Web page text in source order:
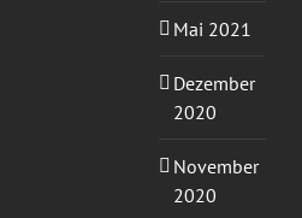
Mai 2021
Dezember
2020
November
2020